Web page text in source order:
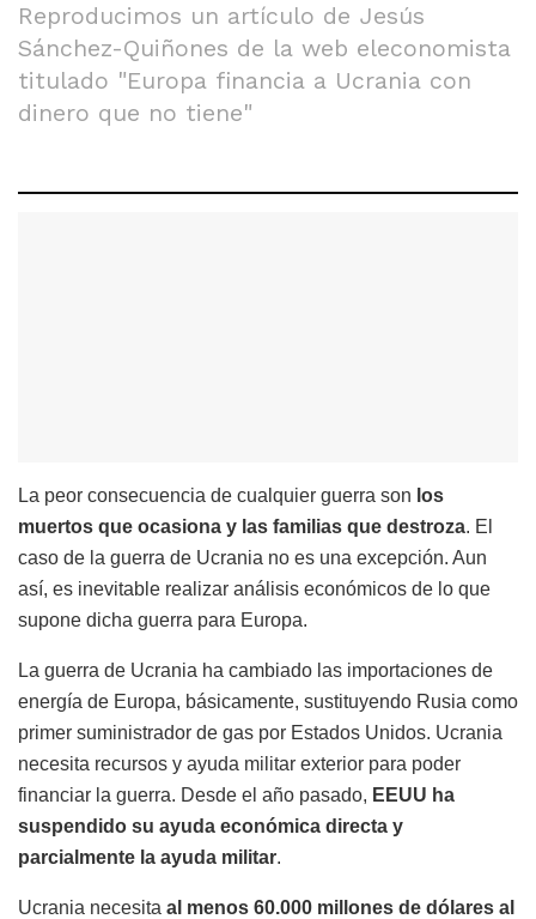
Reproducimos un artículo de Jesús
Sánchez-Quiñones de la web eleconomista
titulado "Europa financia a Ucrania con
dinero que no tiene"
La peor consecuencia de cualquier guerra son los
muertos que ocasiona y las familias que destroza. El
caso de la guerra de Ucrania no es una excepción. Aun
así, es inevitable realizar análisis económicos de lo que
supone dicha guerra para Europa.
La guerra de Ucrania ha cambiado las importaciones de
energía de Europa, básicamente, sustituyendo Rusia como
primer suministrador de gas por Estados Unidos. Ucrania
necesita recursos y ayuda militar exterior para poder
financiar la guerra. Desde el año pasado, EEUU ha
suspendido su ayuda económica directa y
parcialmente la ayuda militar.
Ucrania necesita al menos 60.000 millones de dólares al